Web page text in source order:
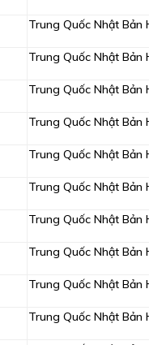
Trung Quốc Nhật Bản
Trung Quốc Nhật Bản
Trung Quốc Nhật Bản
Trung Quốc Nhật Bản
Trung Quốc Nhật Bản
Trung Quốc Nhật Bản
Trung Quốc Nhật Bản
Trung Quốc Nhật Bản
Trung Quốc Nhật Bản
Trung Quốc Nhật Bản